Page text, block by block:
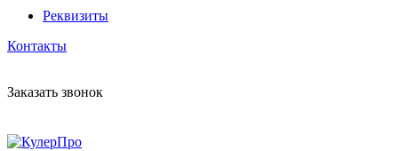
Реквизиты
Контакты
Заказать звонок